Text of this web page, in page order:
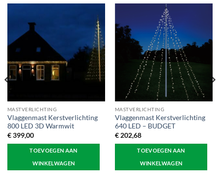
MASTVERLICHTING
Vlaggenmast Kerstverlichting
800 LED 3D Warmwit
€399,00
TOEVOEGEN AAN
WINKELWAGEN
MASTVERLICHTING
Vlaggenmast Kerstverlichting
640 LED – BUDGET
€202,68
TOEVOEGEN AAN
WINKELWAGEN